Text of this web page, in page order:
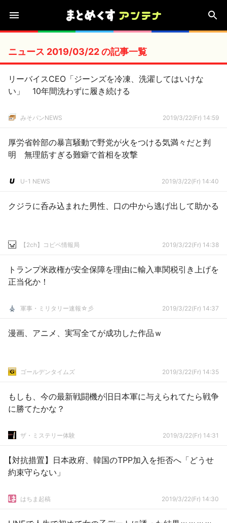
ニュース 2019/03/22 の記事一覧
リーバイスCEO「ジーンズを冷凍、洗濯してはいけな
い」 10年間洗わずに履き続ける
みそパンNEWS 2019/3/22(Fr) 14:59
厚労省幹部の暴言騒動で野党が火をつける気満々だと判
明 無理筋すぎる難癖で首相を攻撃
U-1 NEWS 2019/3/22(Fr) 14:40
クジラに呑み込まれた男性、口の中から逃げ出して助かる
【2ch】コピペ情報局 2019/3/22(Fr) 14:38
トランプ米政権が安全保障を理由に輸入車関税引き上げを
正当化か！
軍事・ミリタリー速報☆彡 2019/3/22(Fr) 14:37
漫画、アニメ、実写全てが成功した作品ｗ
ゴールデンタイムズ 2019/3/22(Fr) 14:35
もしも、今の最新戦闘機が旧日本軍に与えられてたら戦争
に勝てたかな？
ザ・ミステリー体験 2019/3/22(Fr) 14:31
【対抗措置】日本政府、韓国のTPP加入を拒否へ「どうせ
約束守らない」
はちま起稿 2019/3/22(Fr) 14:30